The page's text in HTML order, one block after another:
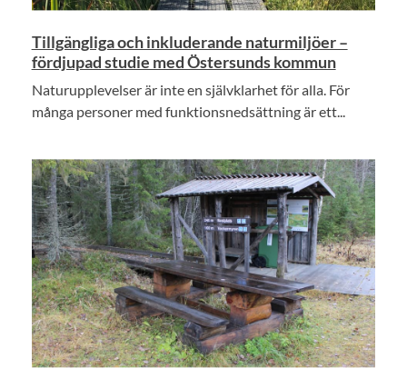
Tillgängliga och inkluderande naturmiljöer –
fördjupad studie med Östersunds kommun
Naturupplevelser är inte en självklarhet för alla. För
många personer med funktionsnedsättning är ett...